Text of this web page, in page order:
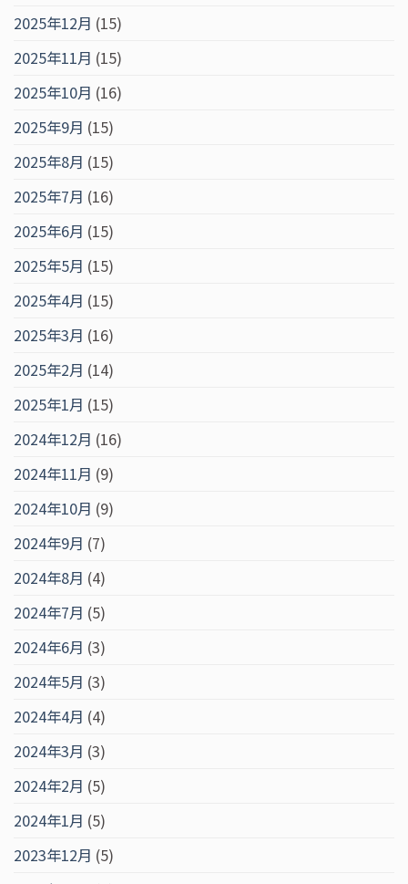
2025年12月 (15)
2025年11月 (15)
2025年10月 (16)
2025年9月 (15)
2025年8月 (15)
2025年7月 (16)
2025年6月 (15)
2025年5月 (15)
2025年4月 (15)
2025年3月 (16)
2025年2月 (14)
2025年1月 (15)
2024年12月 (16)
2024年11月 (9)
2024年10月 (9)
2024年9月 (7)
2024年8月 (4)
2024年7月 (5)
2024年6月 (3)
2024年5月 (3)
2024年4月 (4)
2024年3月 (3)
2024年2月 (5)
2024年1月 (5)
2023年12月 (5)